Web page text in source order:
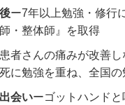
ー7年以上勉強・修行
・整体師』を取得
者さんの痛みが改善
に勉強を重ね、全国
会いーゴットハンド